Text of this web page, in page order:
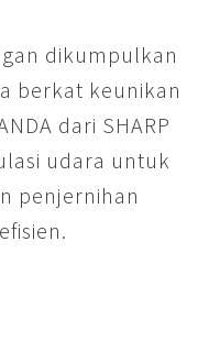
dikumpulkan
berkat keunikan
dari SHARP
udara untuk
penjernihan